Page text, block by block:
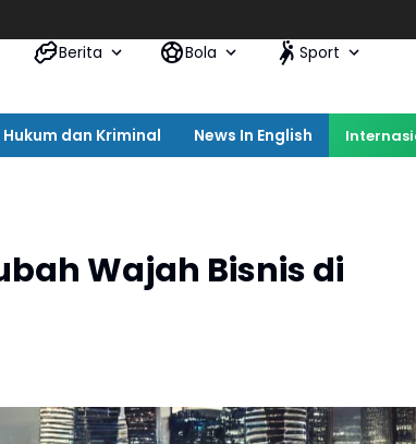
Satpol
Berita Bola Sport
Hukum dan Kriminal News In English
Wajah Bisnis di